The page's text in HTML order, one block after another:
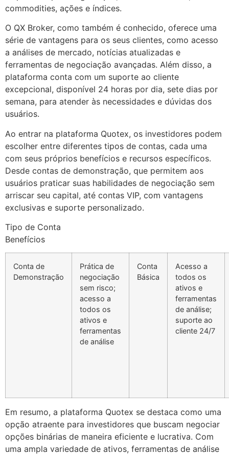
commodities, ações e índices.
O QX Broker, como também é conhecido, oferece uma
série de vantagens para os seus clientes, como acesso
a análises de mercado, notícias atualizadas e
ferramentas de negociação avançadas. Além disso, a
plataforma conta com um suporte ao cliente
excepcional, disponível 24 horas por dia, sete dias por
semana, para atender às necessidades e dúvidas dos
usuários.
Ao entrar na plataforma Quotex, os investidores podem
escolher entre diferentes tipos de contas, cada uma
com seus próprios benefícios e recursos específicos.
Desde contas de demonstração, que permitem aos
usuários praticar suas habilidades de negociação sem
arriscar seu capital, até contas VIP, com vantagens
exclusivas e suporte personalizado.
Tipo de Conta
Benefícios
Conta de
Demonstração
Prática de
negociação
sem risco;
acesso a
todos os
ativos e
ferramentas
de análise
Conta
Básica
Acesso a
todos os
ativos e
ferramentas
de análise;
suporte ao
cliente 24/7
Em resumo, a plataforma Quotex se destaca como uma
opção atraente para investidores que buscam negociar
opções binárias de maneira eficiente e lucrativa. Com
uma ampla variedade de ativos, ferramentas de análise